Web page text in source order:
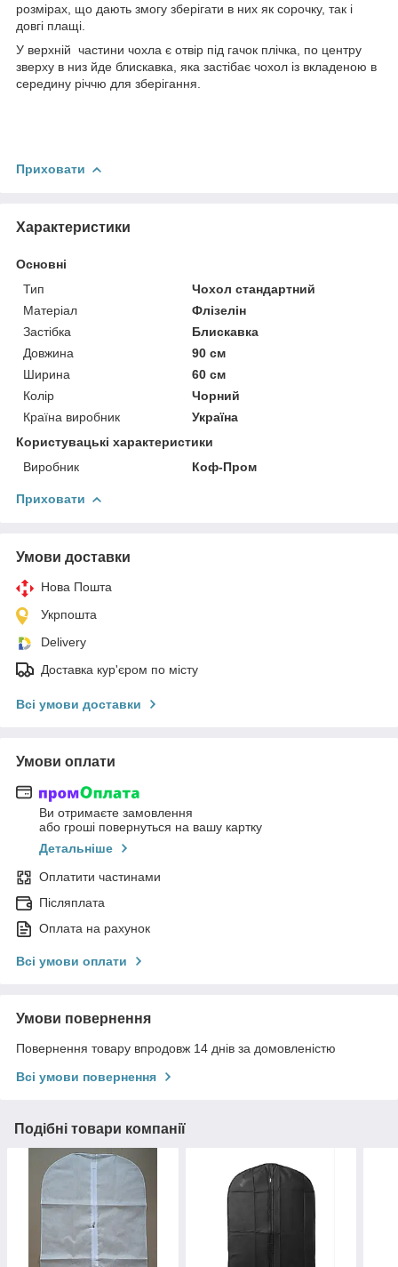
розмірах, що дають змогу зберігати в них як сорочку, так і
довгі плащі.
У верхній частини чохла є отвір під гачок плічка, по центру
зверху в низ йде блискавка, яка застібає чохол із вкладеною в
середину річчю для зберігання.
Приховати
Характеристики
Основні
Тип
Чохол стандартний
Матеріал
Флізелін
Застібка
Блискавка
Довжина
90 см
Ширина
60 см
Колір
Чорний
Країна виробник
Україна
Користувацькі характеристики
Виробник
Коф-Пром
Приховати
Умови доставки
Нова Пошта
Укрпошта
Delivery
Доставка кур'єром по місту
Всі умови доставки
Умови оплати
Ви отримаєте замовлення
або гроші повернуться на вашу картку
Детальніше
Оплатити частинами
Післяплата
Оплата на рахунок
Всі умови оплати
Умови повернення
Повернення товару впродовж 14 днів за домовленістю
Всі умови повернення
Подібні товари компанії